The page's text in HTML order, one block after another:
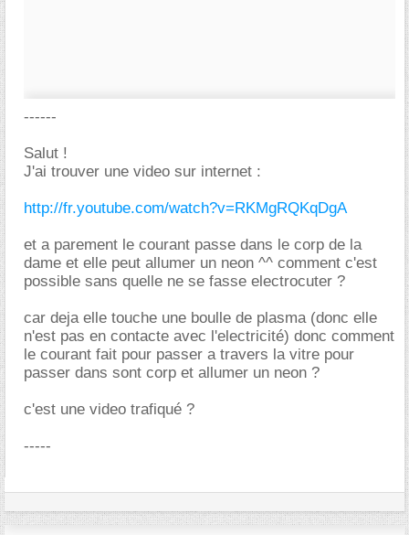
------
Salut !
J'ai trouver une video sur internet :
http://fr.youtube.com/watch?v=RKMgRQKqDgA
et a parement le courant passe dans le corp de la
dame et elle peut allumer un neon ^^ comment c'est
possible sans quelle ne se fasse electrocuter ?
car deja elle touche une boulle de plasma (donc elle
n'est pas en contacte avec l'electricité) donc comment
le courant fait pour passer a travers la vitre pour
passer dans sont corp et allumer un neon ?
c'est une video trafiqué ?
-----